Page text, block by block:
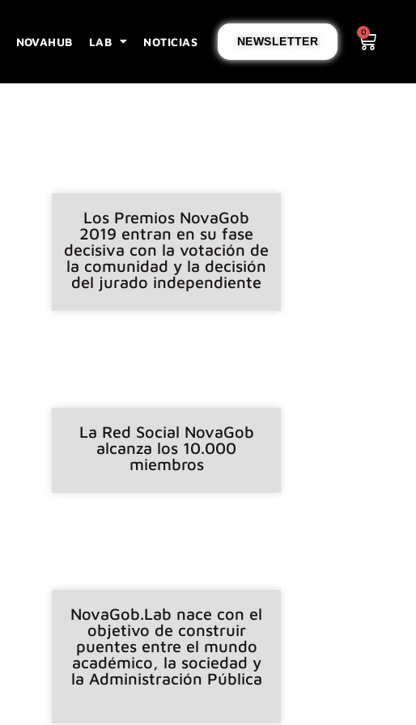
NOVAHUB LAB NOTICIAS NEWSLETTER
0
Los Premios NovaGob
2019 entran en su fase
decisiva con la votación de
la comunidad y la decisión
del jurado independiente
La Red Social NovaGob
alcanza los 10.000
miembros
NovaGob.Lab nace con el
objetivo de construir
puentes entre el mundo
académico, la sociedad y
la Administración Pública